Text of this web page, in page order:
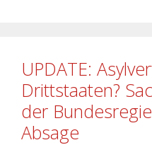
UPDATE:
Drittstaaten?
der
Absage